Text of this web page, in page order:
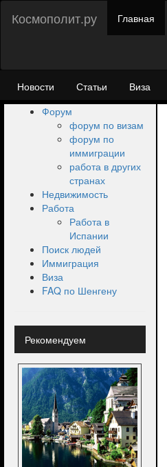
Космополит.ру Главная
Новости Статьи Виза
Форум
форум по визам
форум по
иммиграции
работа в других
странах
Недвижимость
Работа
Работа в
Испании
Поиск людей
Иммиграция
Виза
FAQ по Шенгену
Рекомендуем